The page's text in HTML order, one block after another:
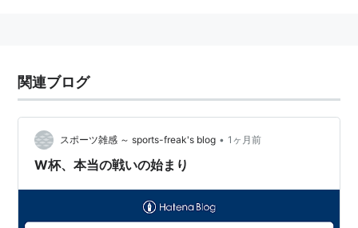
行って退場する。
一般的に服装の規定は無いが、参加者はほぼ全ての有料
フィールドにおいて
被弾から目を保護するゴーグルの着用が義務付けられ
る。
関連ブログ
スポーツ雑感 ～ sports-freak's blog • 1ヶ月前
W杯、本当の戦いの始まり